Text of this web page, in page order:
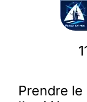
Membres
L’actu
Prendre le